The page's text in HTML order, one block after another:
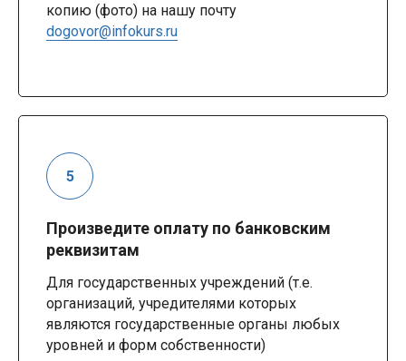
копию (фото) на нашу почту
dogovor@infokurs.ru
Произведите оплату по банковским
реквизитам
Для государственных учреждений (т.е.
организаций, учредителями которых
являются государственные органы любых
уровней и форм собственности)